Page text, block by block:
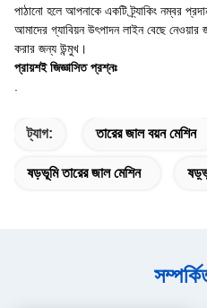
পাঠানো হলে আপনাকে একটি ট্র্যাকিং নম্বর
আমাদের গ্যাবিয়ন উৎপাদন লাইন বেছে
করার জন্য উন্মুখ।
প্রায়শই জিজ্ঞাসিত প্রশ্নঃ
ট্যাগ: তারের জাল বয়ন মেশিন
ষড়ভূমি তারের জাল মেশিন